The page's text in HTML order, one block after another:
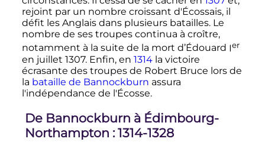
rejoint par un nombre croissant d'Écossais, il
défit les Anglais dans plusieurs batailles. Le
nombre de ses troupes continua à croître,
notamment à la suite de la mort d’Édouard Ier
en juillet 1307. Enfin, en 1314la victoire
écrasante des troupes de Robert Bruce lors de
la bataille de Bannockburn assura
l'indépendance de l'Écosse.
De Bannockburn à Édimbourg-
Northampton : 1314-1328